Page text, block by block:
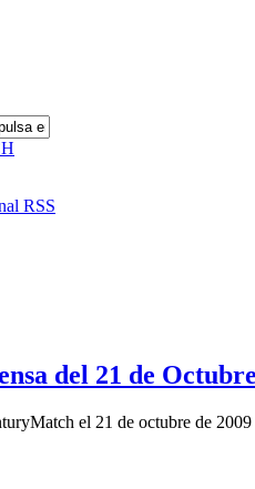
RSS
del 21 de
el 21 de octubre de 2009